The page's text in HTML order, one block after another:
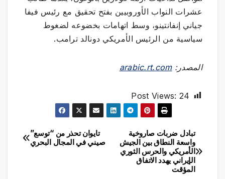
عشرات النواب الأوروبيين بفتح تحقيق مع رئيس فيفا
جياني إنفانتينو، وسط اتهامات بخضوعه لضغوط
سياسية من الرئيس الأمريكي دونالد ترامب.
المصدر:arabic.rt.com
Post Views: 24
تصفّح
المقالات
تايوان تحذر من “توسع”
صيني في المجال البحري
تبادل ضربات صاروخية
واسعة النطاق بين الجيش
الأمريكي والحرس الثوري
الإيراني يهدد الاتفاق
المؤقت